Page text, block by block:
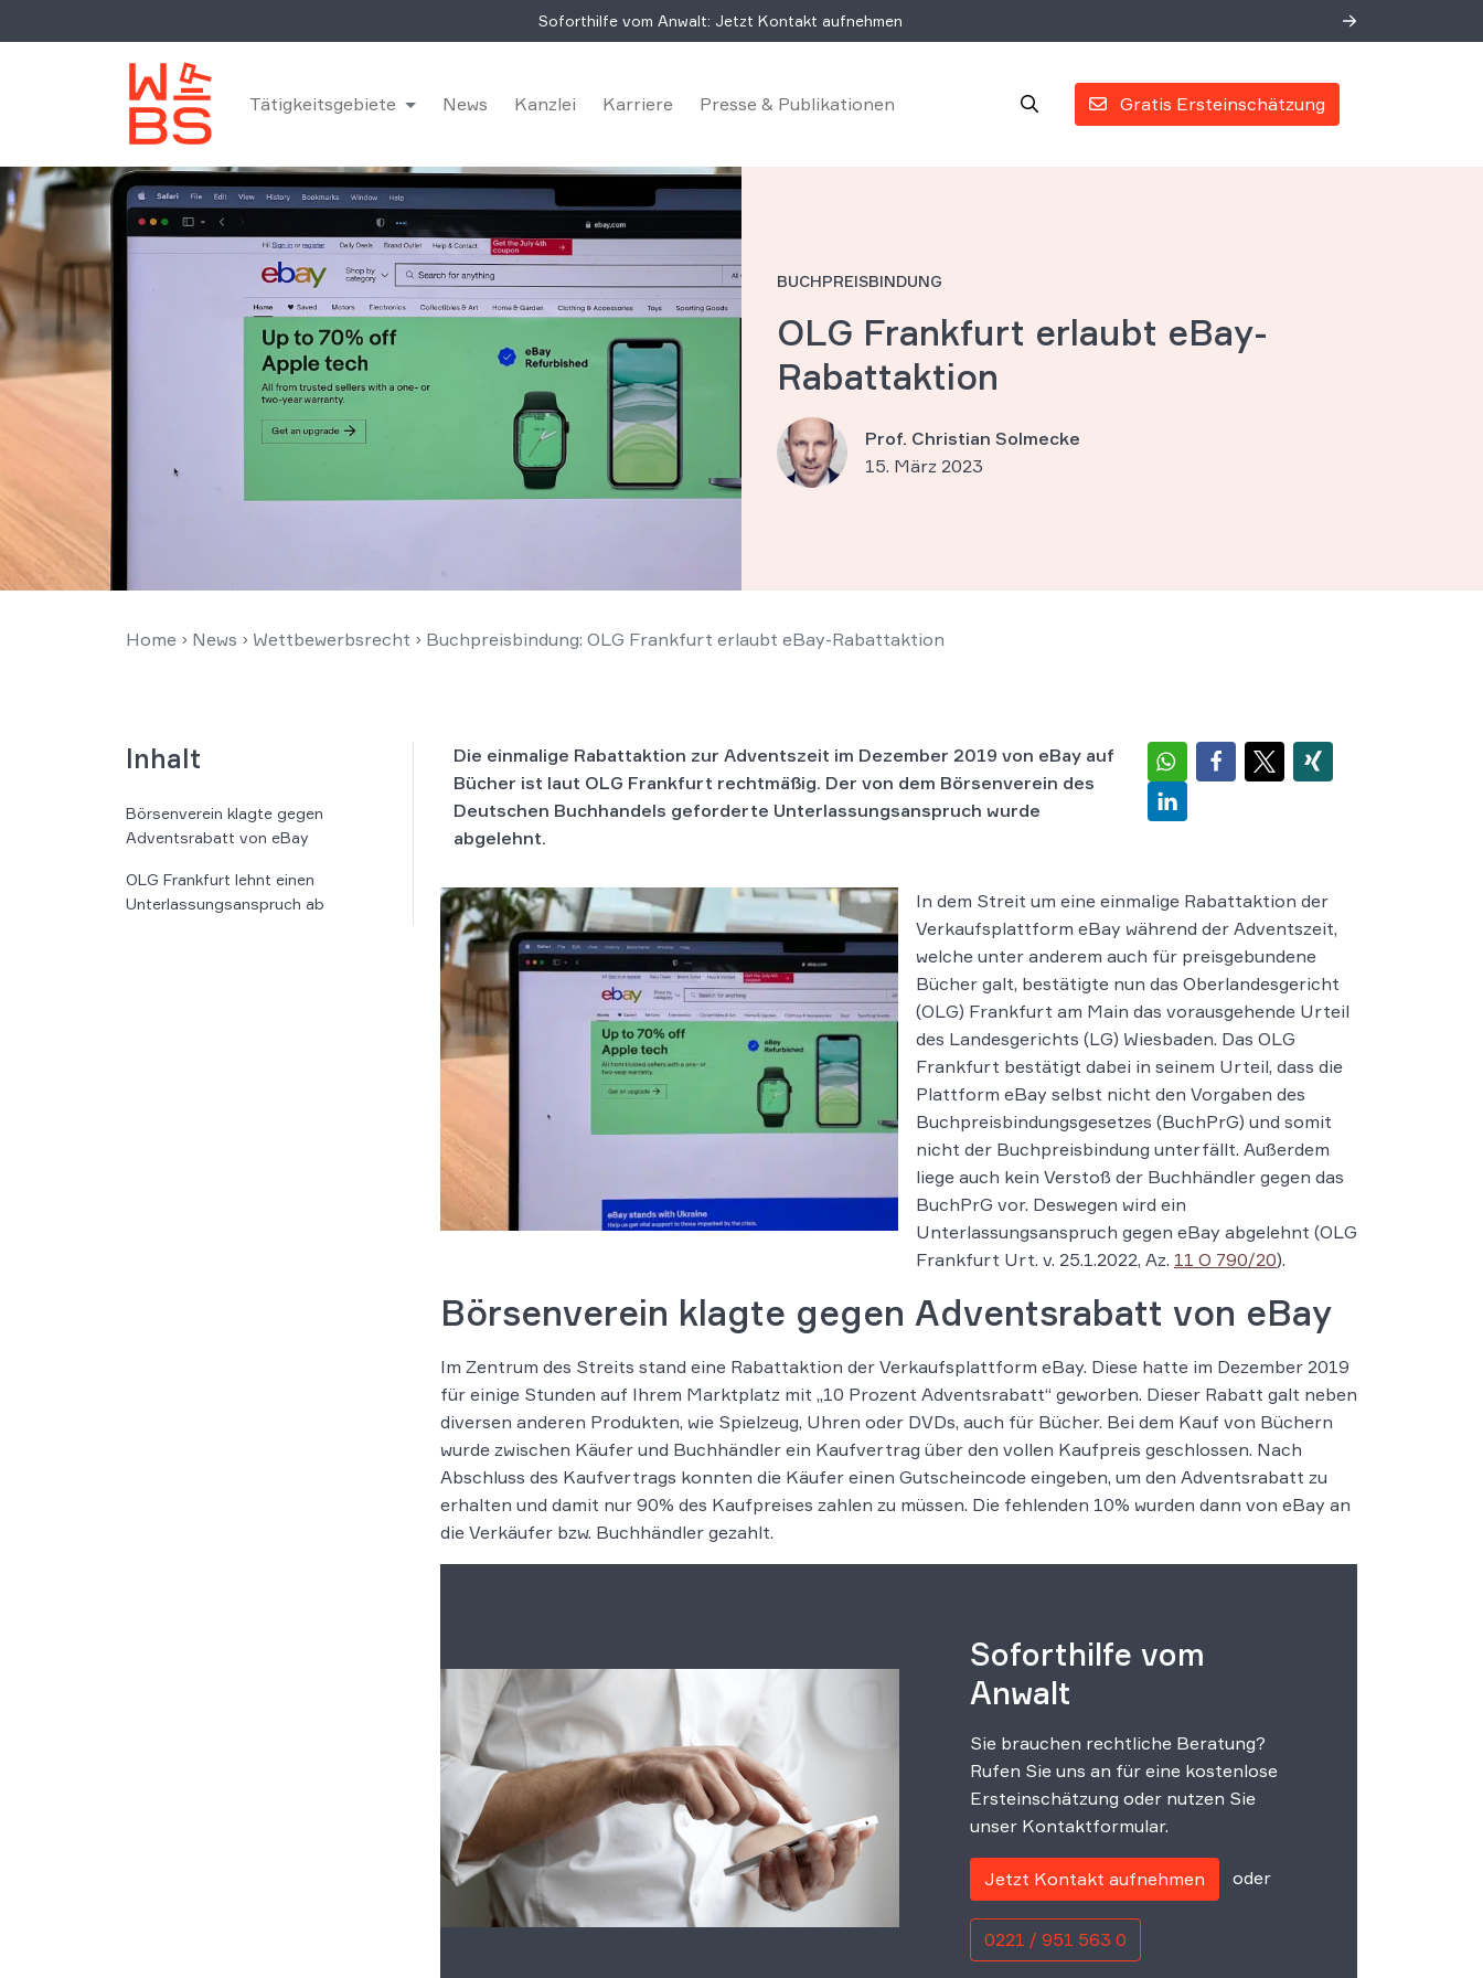
Soforthilfe vom Anwalt: Jetzt Kontakt aufnehmen
Gratis Ersteinschätzung
Tätigkeitsgebiete News Kanzlei Karriere Presse & Publikationen
BUCHPREISBINDUNG
OLG Frankfurt erlaubt eBay-
Rabattaktion
Prof. Christian Solmecke
15. März 2023
Home › News › Wettbewerbsrecht › Buchpreisbindung: OLG Frankfurt erlaubt eBay-Rabattaktion
Inhalt
Börsenverein klagte gegen
Adventsrabatt von eBay
OLG Frankfurt lehnt einen
Unterlassungsanspruch ab
Die einmalige Rabattaktion zur Adventszeit im Dezember 2019 von eBay auf
Bücher ist laut OLG Frankfurt rechtmäßig. Der von dem Börsenverein des
Deutschen Buchhandels geforderte Unterlassungsanspruch wurde
abgelehnt.
In dem Streit um eine einmalige Rabattaktion der
Verkaufsplattform eBay während der Adventszeit,
welche unter anderem auch für preisgebundene
Bücher galt, bestätigte nun das Oberlandesgericht
(OLG) Frankfurt am Main das vorausgehende Urteil
des Landesgerichts (LG) Wiesbaden. Das OLG
Frankfurt bestätigt dabei in seinem Urteil, dass die
Plattform eBay selbst nicht den Vorgaben des
Buchpreisbindungsgesetzes (BuchPrG) und somit
nicht der Buchpreisbindung unterfällt. Außerdem
liege auch kein Verstoß der Buchhändler gegen das
BuchPrG vor. Deswegen wird ein
Unterlassungsanspruch gegen eBay abgelehnt (OLG
Frankfurt Urt. v. 25.1.2022, Az. 11 O 790/20).
Börsenverein klagte gegen Adventsrabatt von eBay
Im Zentrum des Streits stand eine Rabattaktion der Verkaufsplattform eBay. Diese hatte im Dezember 2019
für einige Stunden auf Ihrem Marktplatz mit „10 Prozent Adventsrabatt“ geworben. Dieser Rabatt galt neben
diversen anderen Produkten, wie Spielzeug, Uhren oder DVDs, auch für Bücher. Bei dem Kauf von Büchern
wurde zwischen Käufer und Buchhändler ein Kaufvertrag über den vollen Kaufpreis geschlossen. Nach
Abschluss des Kaufvertrags konnten die Käufer einen Gutscheincode eingeben, um den Adventsrabatt zu
erhalten und damit nur 90% des Kaufpreises zahlen zu müssen. Die fehlenden 10% wurden dann von eBay an
die Verkäufer bzw. Buchhändler gezahlt.
Soforthilfe vom
Anwalt
Sie brauchen rechtliche Beratung?
Rufen Sie uns an für eine kostenlose
Ersteinschätzung oder nutzen Sie
unser Kontaktformular.
Jetzt Kontakt aufnehmen oder
0221 / 951 563 0